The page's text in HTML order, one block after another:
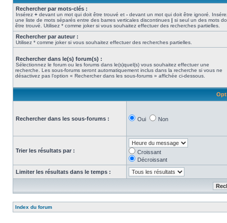
Rechercher par mots-clés :
Insérez + devant un mot qui doit être trouvé et - devant un mot qui doit être ignoré.
une liste de mots séparés entre des barres verticales discontinues | si seul un des mots
être trouvé. Utilisez * comme joker si vous souhaitez effectuer des recherches partielles.
Rechercher par auteur :
Utilisez * comme joker si vous souhaitez effectuer des recherches partielles.
Rechercher dans le(s) forum(s) :
Sélectionnez le forum ou les forums dans le(s)quel(s) vous souhaitez effectuer une
recherche. Les sous-forums seront automatiquement inclus dans la recherche si vous ne
désactivez pas l’option « Rechercher dans les sous-forums » affichée ci-dessous.
Rechercher dans les sous-forums : Oui Non
Trier les résultats par :
Croissant
Décroissant
Limiter les résultats dans le temps :
Index du forum